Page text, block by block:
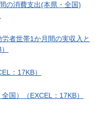
の消費支出(本県・全国)
者世帯1か月間の実収入と
：17KB）
国）（EXCEL：17KB）